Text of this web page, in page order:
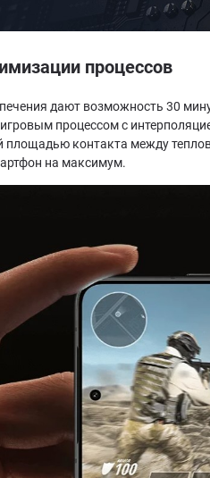
процессов
дают возможность 30
процессом с
площадью контакта между
на максимум.